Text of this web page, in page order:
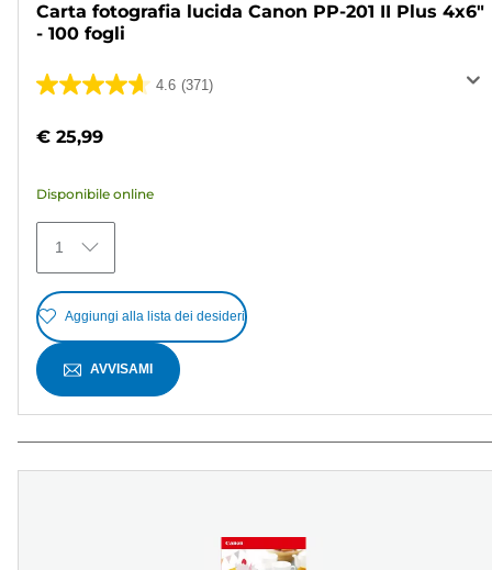
Carta fotografia lucida Canon PP-201 II Plus 4x6"
- 100 fogli
4.6 (371)
4.6
5
371
recensioni
€ 25,99
Disponibile online
1
Aggiungi alla lista dei desideri
AVVISAMI